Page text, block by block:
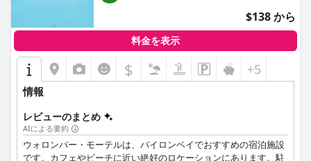
$138 から
料金を表示
$ +5
情報
レビューのまとめ
AIによる要約
ウォロンバー・モーテルは、バイロンベイでおすすめの宿泊施設
です。カフェやビーチに近い絶好のロケーションにあります。駐